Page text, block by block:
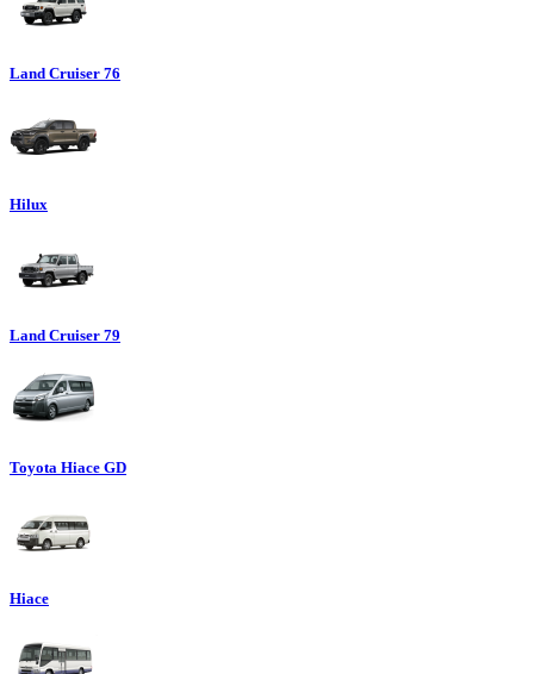
Land Cruiser 76
Hilux
Land Cruiser 79
Toyota Hiace GD
Hiace